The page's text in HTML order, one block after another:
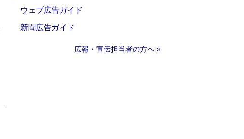
ウェブ広告ガイド
新聞広告ガイド
広報・宣伝担当者の方へ »